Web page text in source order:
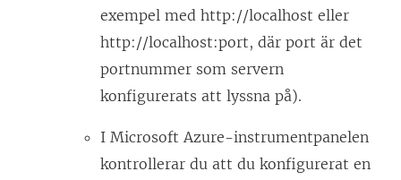
exempel med http://localhost eller
http://localhost:port, där port är det
portnummer som servern
konfigurerats att lyssna på).
I Microsoft Azure-instrumentpanelen
kontrollerar du att du konfigurerat en